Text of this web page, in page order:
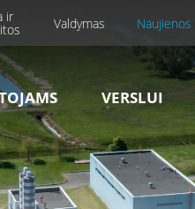
ir Valdymas Naujienos
VERSLUI